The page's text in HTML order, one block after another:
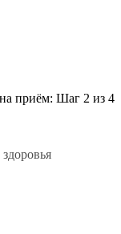
приём: Шаг 2 из 4